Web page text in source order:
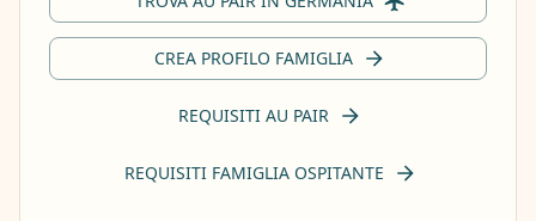
CREA PROFILO FAMIGLIA
REQUISITI AU PAIR
REQUISITI FAMIGLIA OSPITANTE